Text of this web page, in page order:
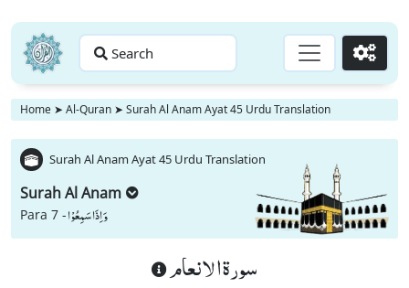
Search Go
Home ➤ Al-Quran ➤ Surah Al Anam Ayat 45 Urdu Translation
Surah Al Anam Ayat 45 Urdu Translation
Surah Al Anam
Para 7 -وَ اِذَا سَمِعُوْا
سورة الانعام